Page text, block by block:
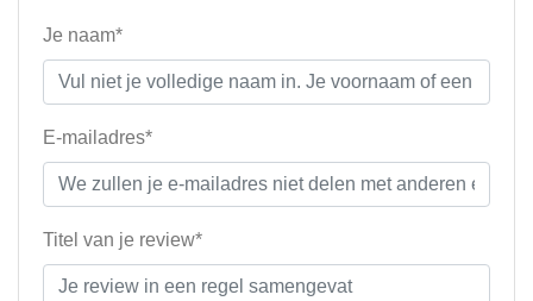
Je naam*
E-mailadres*
Titel van je review*